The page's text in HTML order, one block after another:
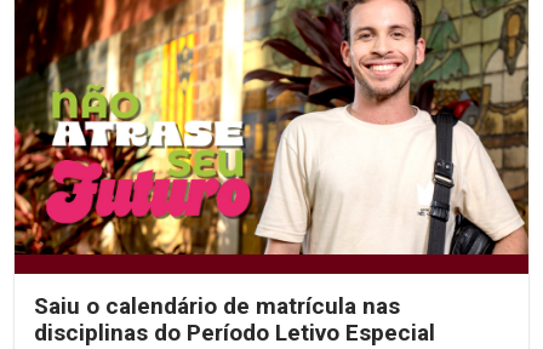
Saiu o calendário de matrícula nas
disciplinas do Período Letivo Especial